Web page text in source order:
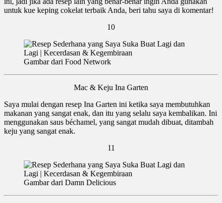
untuk kue keping cokelat terbaik Anda, beri tahu saya di komentar!
10
Gambar dari Food Network
Mac & Keju Ina Garten
Saya mulai dengan resep Ina Garten ini ketika saya membutuhkan
makanan yang sangat enak, dan itu yang selalu saya kembalikan. Ini
menggunakan saus béchamel, yang sangat mudah dibuat, ditambah
keju yang sangat enak.
11
Gambar dari Damn Delicious